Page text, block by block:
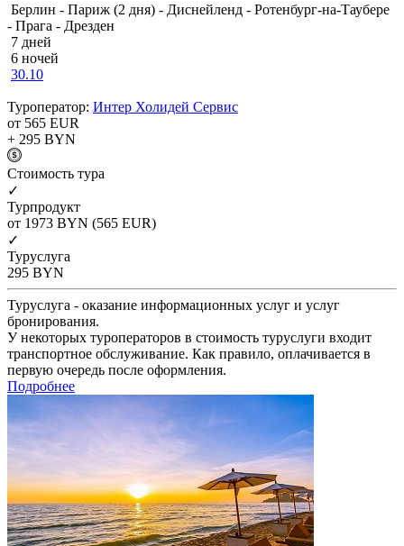
Берлин - Париж (2 дня) - Диснейленд - Ротенбург-на-Таубере
- Прага - Дрезден
7 дней
6 ночей
30.10
Туроператор: Интер Холидей Сервис
от 565 EUR
+ 295 BYN
Cтоимость тура
✓
Турпродукт
от 1973 BYN (565 EUR)
✓
Туруслуга
295 BYN
Туруслуга - оказание информационных услуг и услуг
бронирования.
У некоторых туроператоров в стоимость туруслуги входит
транспортное обслуживание. Как правило, оплачивается в
первую очередь после оформления.
Подробнее